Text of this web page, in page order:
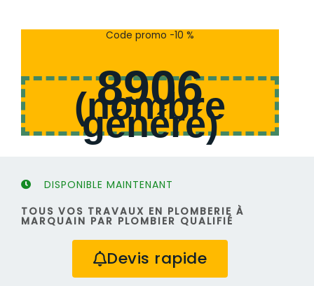
s
s
Code promo -10 %
8906
(nombre
généré)
DISPONIBLE MAINTENANT
TOUS VOS TRAVAUX EN PLOMBERIE À
MARQUAIN PAR PLOMBIER QUALIFIÉ
Devis rapide